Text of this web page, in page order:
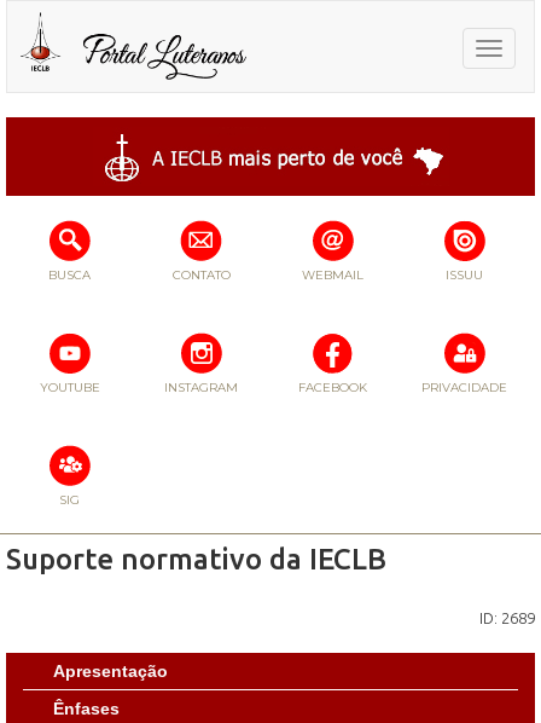
Toggle
BUSCA CONTATO WEBMAIL ISSUU
YOUTUBE INSTAGRAM FACEBOOK PRIVACIDADE
SIG
Suporte normativo da IECLB
ID: 2689
Apresentação
Ênfases